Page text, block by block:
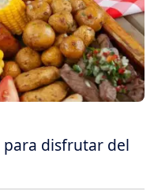
para disfrutar del